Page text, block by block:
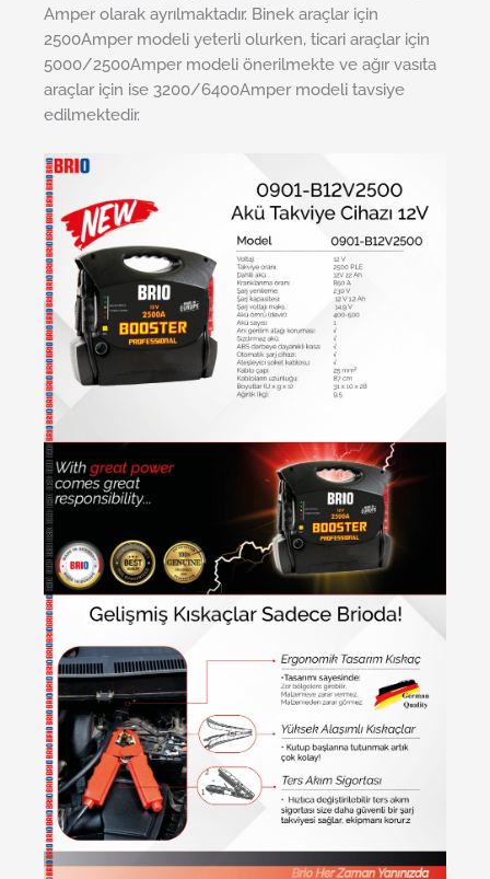
Amper olarak ayrılmaktadır. Binek araçlar için
2500Amper modeli yeterli olurken, ticari araçlar için
5000/2500Amper modeli önerilmekte ve ağır vasıta
araçlar için ise 3200/6400Amper modeli tavsiye
edilmektedir.